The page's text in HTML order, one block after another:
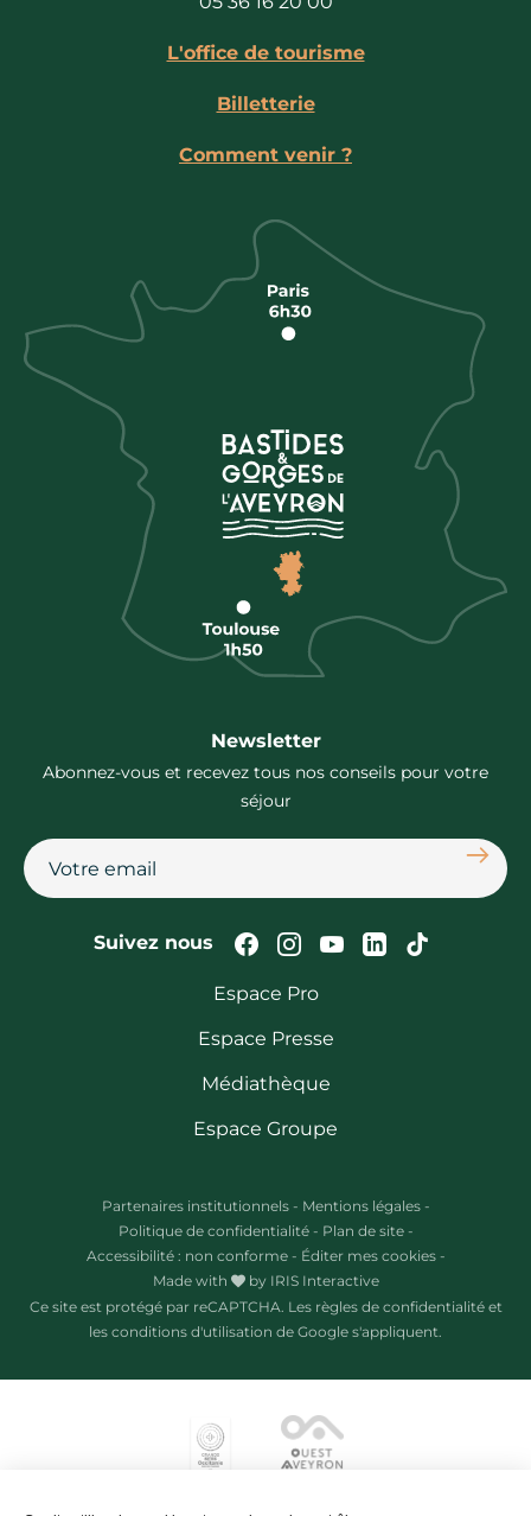
L'office de tourisme
Billetterie
Comment venir ?
Newsletter
Abonnez-vous et recevez tous nos conseils pour votre
séjour
Suivez nous Suivez-nous sur
Suivez-nous sur
Suivez-nous
Suivez-Suivez-
Espace Pro
Espace Presse
Médiathèque
Espace Groupe
Partenaires institutionnels - Mentions légales -
Politique de confidentialité - Plan de site -
Accessibilité : non conforme - Éditer mes cookies -
Made with
by IRIS Interactive
Ce site est protégé par reCAPTCHA. Les règles de confidentialitéet
les conditions d'utilisation de Google s'appliquent.